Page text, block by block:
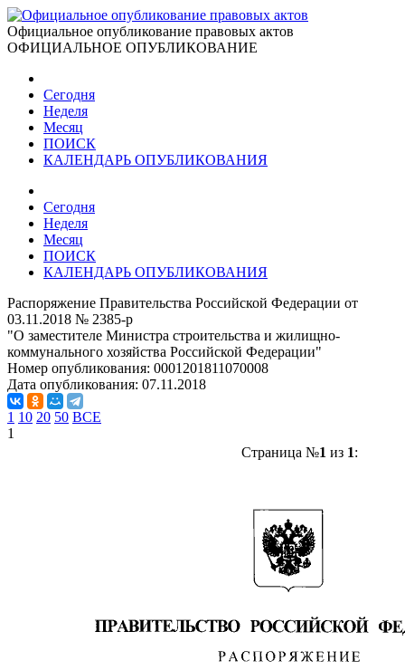
Официальное опубликование правовых актов
ОФИЦИАЛЬНОЕ ОПУБЛИКОВАНИЕ
Сегодня
Неделя
Месяц
ПОИСК
КАЛЕНДАРЬ ОПУБЛИКОВАНИЯ
Сегодня
Неделя
Месяц
ПОИСК
КАЛЕНДАРЬ ОПУБЛИКОВАНИЯ
Распоряжение Правительства Российской Федерации от
03.11.2018 № 2385-р
"О заместителе Министра строительства и жилищно-
коммунального хозяйства Российской Федерации"
Номер опубликования: 0001201811070008
Дата опубликования: 07.11.2018
1 10 20 50 ВСЕ
1
Страница №1 из 1: